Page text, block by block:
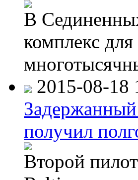
В
комплекс
2015-08-18
получил
Второй